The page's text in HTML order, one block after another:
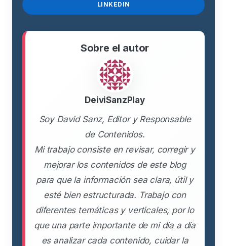
LINKEDIN
Sobre el autor
DeiviSanzPlay
Soy David Sanz, Editor y Responsable
de Contenidos.
Mi trabajo consiste en revisar, corregir y
mejorar los contenidos de este blog
para que la información sea clara, útil y
esté bien estructurada. Trabajo con
diferentes temáticas y verticales, por lo
que una parte importante de mi día a día
es analizar cada contenido, cuidar la